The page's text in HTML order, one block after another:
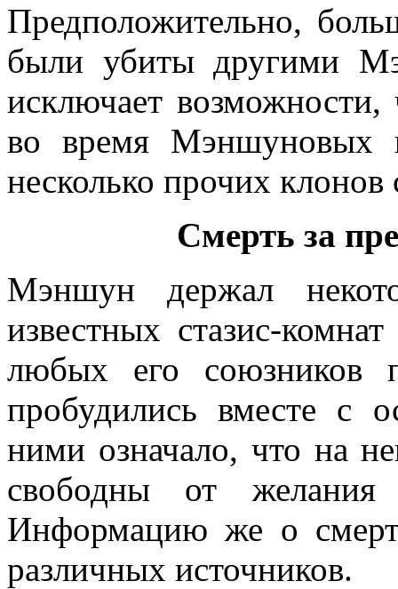
Предположительно,
были убиты другими
исключает
во время
несколько прочих
Смерть за
Мэншун держал
известных стазис-
любых его
пробудились вместе с
ними означало, что на
свободны от желания
Информацию же о
различных источников.